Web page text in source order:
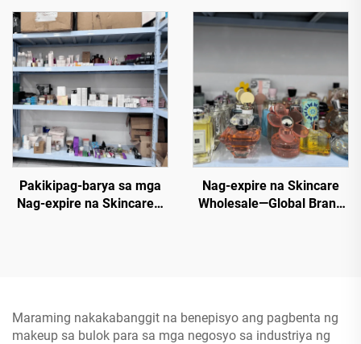
Presyo
Bawas na Presyo para sa
E-commerce at mga Spa
Pakikipag-barya sa mga
Nag-expire na Skincare—
Nag-expire na Skincare
Wholesale—Global Brand
Maraming nakakabanggit na benepisyo ang pagbenta ng
makeup sa bulok para sa mga negosyo sa industriya ng